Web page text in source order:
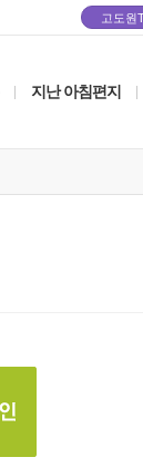
고도원
지난 아침편지